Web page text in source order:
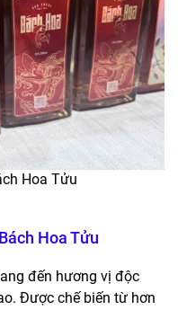
Hoa Tửu
Hoa Tửu
đến hương vị độc
Được chế biến từ hơn